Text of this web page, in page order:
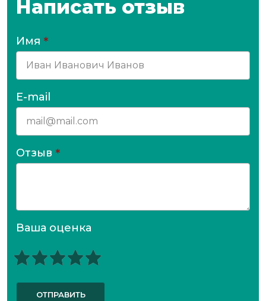
Написать отзыв
Имя *
E-mail
Отзыв *
Ваша оценка
ОТПРАВИТЬ